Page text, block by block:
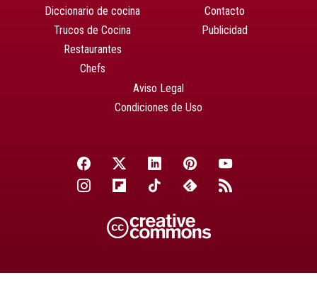
Diccionario de cocina
Trucos de Cocina
Restaurantes
Chefs
Contacto
Publicidad
Aviso Legal
Condiciones de Uso